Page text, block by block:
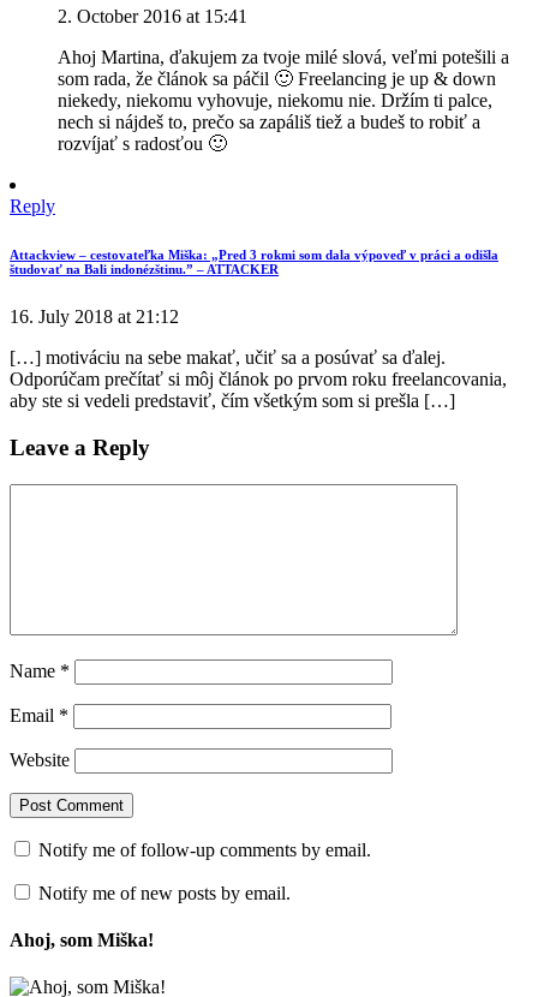
2. October 2016 at 15:41
Ahoj Martina, ďakujem za tvoje milé slová, veľmi potešili a
som rada, že článok sa páčil 🙂 Freelancing je up & down
niekedy, niekomu vyhovuje, niekomu nie. Držím ti palce,
nech si nájdeš to, prečo sa zapáliš tiež a budeš to robiť a
rozvíjať s radosťou 🙂
Reply
Attackview – cestovateľka Miška: „Pred 3 rokmi som dala výpoveď v práci a odišla
študovať na Bali indonézštinu.” – ATTACKER
16. July 2018 at 21:12
[…] motiváciu na sebe makať, učiť sa a posúvať sa ďalej.
Odporúčam prečítať si môj článok po prvom roku freelancovania,
aby ste si vedeli predstaviť, čím všetkým som si prešla […]
Leave a Reply
Name *
Email *
Website
Notify me of follow-up comments by email.
Notify me of new posts by email.
Ahoj, som Miška!